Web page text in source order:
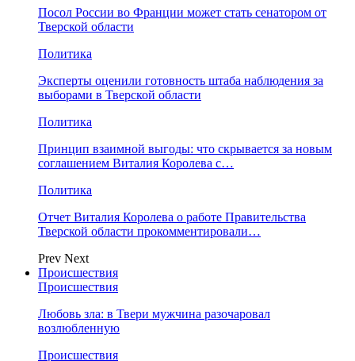
Посол России во Франции может стать сенатором от
Тверской области
Политика
Эксперты оценили готовность штаба наблюдения за
выборами в Тверской области
Политика
Принцип взаимной выгоды: что скрывается за новым
соглашением Виталия Королева с…
Политика
Отчет Виталия Королева о работе Правительства
Тверской области прокомментировали…
Prev Next
Происшествия
Происшествия
Любовь зла: в Твери мужчина разочаровал
возлюбленную
Происшествия